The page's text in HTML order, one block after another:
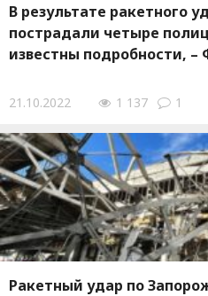
В результате ракетного
пострадали четыре
известны подробности,
21.10.2022 1 137 1
Ракетный удар по